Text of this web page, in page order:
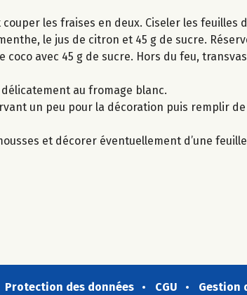
les fraises en deux. Ciseler les feuilles
le jus de citron et 45 g de sucre.
avec 45 g de sucre. Hors du feu,
au fromage blanc.
un peu pour la décoration puis remplir
et décorer éventuellement d’une
Protection des données CGU Gestion